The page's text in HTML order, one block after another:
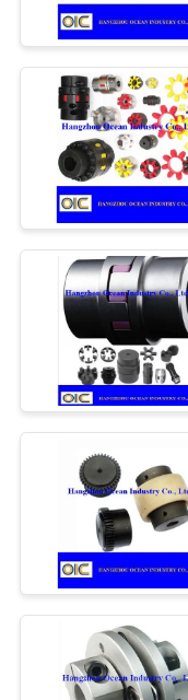
CONTROL
DE
CALIDAD
ÉNTRENOS
EN
CONTACTO
CON
UNA
CITA
MAPA
SITIO
PRIVACY
POLICY
Cintas
espiral